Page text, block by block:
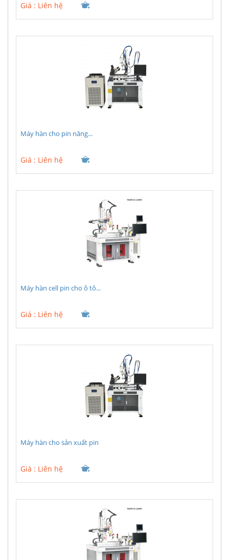
Giá : Liên hệ
Máy hàn cho pin năng...
Giá : Liên hệ
Máy hàn cell pin cho ô tô...
Giá : Liên hệ
Máy hàn cho sản xuất pin
Giá : Liên hệ